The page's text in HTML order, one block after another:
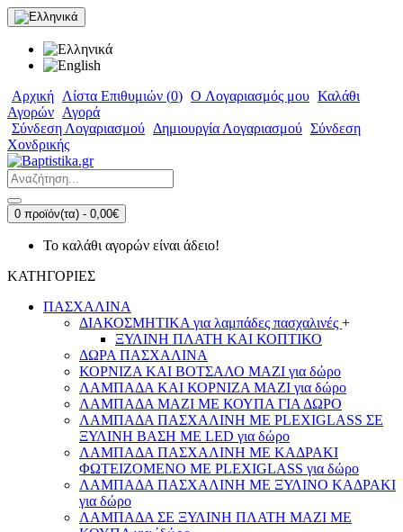
Αρχική Λίστα Επιθυμιών (0) O Λογαριασμός μου Καλάθι
Αγορών Αγορά
Σύνδεση Λογαριασμού Δημιουργία Λογαριασμού Σύνδεση
Χονδρικής
0 προϊόν(τα) - 0,00€
Το καλάθι αγορών είναι άδειο!
ΚΑΤΗΓΟΡΙΕΣ
ΠΑΣΧΑΛΙΝΑ
ΔΙΑΚΟΣΜΗΤΙΚΑ για λαμπάδες πασχαλινές +
ΞΥΛΙΝΗ ΠΛΑΤΗ ΚΑΙ ΚΟΠΤΙΚΟ
ΔΩΡΑ ΠΑΣΧΑΛΙΝΑ
ΚΟΡΝΙΖΑ ΚΑΙ ΒΟΤΣΑΛΟ ΜΑΖΙ για δώρο
ΛΑΜΠΑΔΑ ΚΑΙ ΚΟΡΝΙΖΑ ΜΑΖΙ για δώρο
ΛΑΜΠΑΔΑ ΜΑΖΙ ΜΕ ΚΟΥΠΑ ΓΙΑ ΔΩΡΟ
ΛΑΜΠΑΔΑ ΠΑΣΧΑΛΙΝΗ ΜΕ PLEXIGLASS ΣΕ
ΞΥΛΙΝΗ ΒΑΣΗ ΜΕ LED για δώρο
ΛΑΜΠΑΔΑ ΠΑΣΧΑΛΙΝΗ ΜΕ ΚΑΔΡΑΚΙ
ΦΩΤΕΙΖΟΜΕΝΟ ΜΕ PLEXIGLASS για δώρο
ΛΑΜΠΑΔΑ ΠΑΣΧΑΛΙΝΗ ΜΕ ΞΥΛΙΝΟ ΚΑΔΡΑΚΙ
για δώρο
ΛΑΜΠΑΔΑ ΣΕ ΞΥΛΙΝΗ ΠΛΑΤΗ ΜΑΖΙ ΜΕ